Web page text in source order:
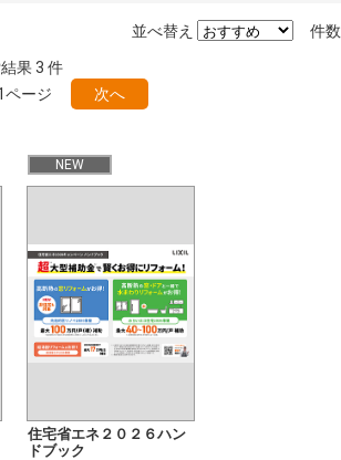
件数
並べ替え
果3 件
ージ 次へ
NEW
住宅省エネ２０２６ハン
ドブック